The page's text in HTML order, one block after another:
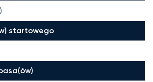
startowego